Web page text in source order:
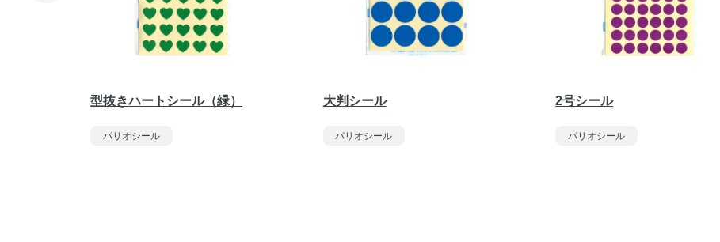
型抜きハートシール（緑）
パリオシール
大判シール
パリオシール
2号シール
パリオシール